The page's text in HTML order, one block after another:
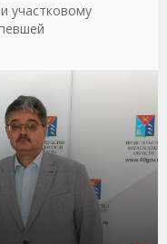
участковому